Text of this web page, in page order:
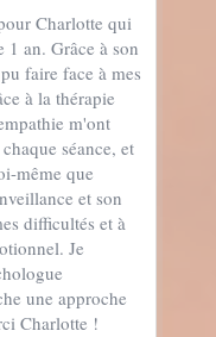
Charlotte qui
1 an. Grâce à son
faire face à mes
à la thérapie
m'ont
séance, et
même que
et son
difficultés et à
Je
une approche
Charlotte !